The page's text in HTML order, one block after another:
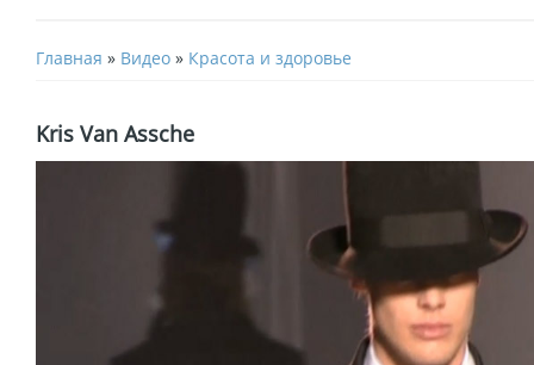
Главная » Видео » Красота и здоровье
Kris Van Assche